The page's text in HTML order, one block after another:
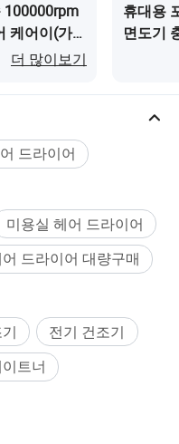
100000rpm
케어이(가)
더 많이보기
휴대용
면도기
드라이어
미용실 헤어 드라이어
드라이어 대량구매
전기 건조기
트너